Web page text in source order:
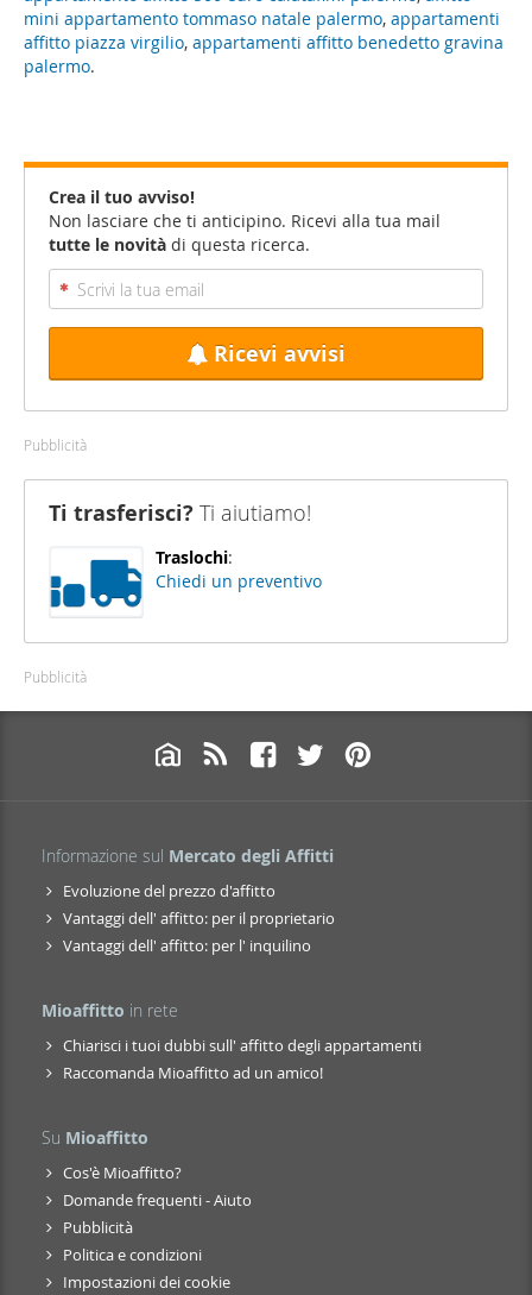
mini appartamento tommaso natale palermo, appartamenti
affitto piazza virgilio, appartamenti affitto benedetto gravina
palermo.
Crea il tuo avviso!
Non lasciare che ti anticipino. Ricevi alla tua mail
tutte le novità di questa ricerca.
Ricevi avvisi
Pubblicità
Ti trasferisci? Ti aiutiamo!
Traslochi:
Chiedi un preventivo
Pubblicità
Informazione sul Mercato degli Affitti
Evoluzione del prezzo d'affitto
Vantaggi dell' affitto: per il proprietario
Vantaggi dell' affitto: per l' inquilino
Mioaffitto in rete
Chiarisci i tuoi dubbi sull' affitto degli appartamenti
Raccomanda Mioaffitto ad un amico!
Su Mioaffitto
Cos'è Mioaffitto?
Domande frequenti - Aiuto
Pubblicità
Politica e condizioni
Impostazioni dei cookie